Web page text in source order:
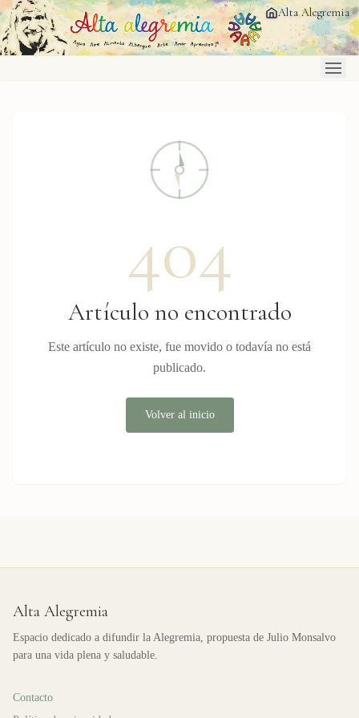
Saltar al contenido principal Alta Alegremia
404
Artículo no encontrado
Este artículo no existe, fue movido o todavía no está
publicado.
Volver al inicio
Alta Alegremia
Espacio dedicado a difundir la Alegremia, propuesta de Julio Monsalvo
para una vida plena y saludable.
Contacto